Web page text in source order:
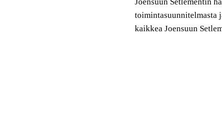
toimintasuunnitelmasta
kaikkea Joensuun